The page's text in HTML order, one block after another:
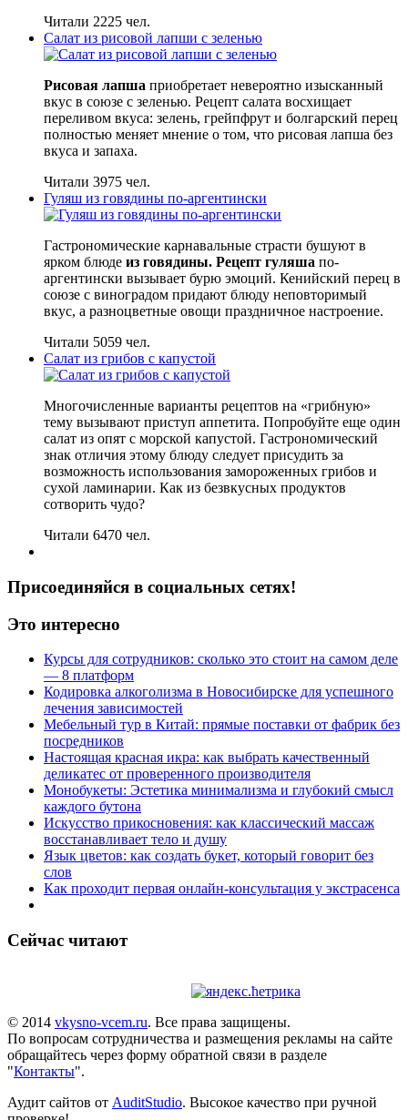
Читали 2225 чел.
Салат из рисовой лапши с зеленью
Рисовая лапша приобретает невероятно изысканный
вкус в союзе с зеленью. Рецепт салата восхищает
переливом вкуса: зелень, грейпфрут и болгарский перец
полностью меняет мнение о том, что рисовая лапша без
вкуса и запаха.
Читали 3975 чел.
Гуляш из говядины по-аргентински
Гастрономические карнавальные страсти бушуют в
ярком блюде из говядины. Рецепт гуляша по-
аргентински вызывает бурю эмоций. Кенийский перец в
союзе с виноградом придают блюду неповторимый
вкус, а разноцветные овощи праздничное настроение.
Читали 5059 чел.
Салат из грибов с капустой
Многочисленные варианты рецептов на «грибную»
тему вызывают приступ аппетита. Попробуйте еще один
салат из опят с морской капустой. Гастрономический
знак отличия этому блюду следует присудить за
возможность использования замороженных грибов и
сухой ламинарии. Как из безвкусных продуктов
сотворить чудо?
Читали 6470 чел.
Присоединяйся в социальных сетях!
Это интересно
Курсы для сотрудников: сколько это стоит на самом деле
— 8 платформ
Кодировка алкоголизма в Новосибирске для успешного
лечения зависимостей
Мебельный тур в Китай: прямые поставки от фабрик без
посредников
Настоящая красная икра: как выбрать качественный
деликатес от проверенного производителя
Монобукеты: Эстетика минимализма и глубокий смысл
каждого бутона
Искусство прикосновения: как классический массаж
восстанавливает тело и душу
Язык цветов: как создать букет, который говорит без
слов
Как проходит первая онлайн-консультация у экстрасенса
Сейчас читают
© 2014 vkysno-vcem.ru. Все права защищены.
По вопросам сотрудничества и размещения рекламы на сайте
обращайтесь через форму обратной связи в разделе
"Контакты".
Аудит сайтов от AuditStudio. Высокое качество при ручной